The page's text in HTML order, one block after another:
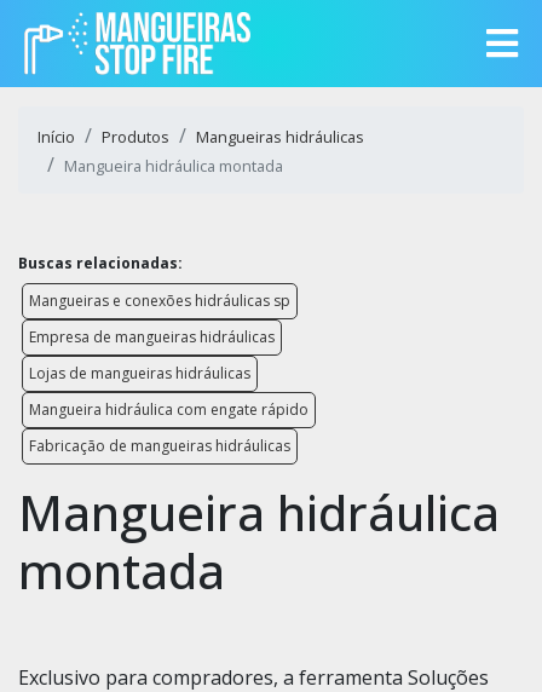
Início Produtos
Mangueiras hidráulicas
Mangueira hidráulica montada
Buscas relacionadas:
Mangueiras e conexões hidráulicas sp
Empresa de mangueiras hidráulicas
Lojas de mangueiras hidráulicas
Mangueira hidráulica com engate rápido
Fabricação de mangueiras hidráulicas
Mangueira hidráulica
montada
Exclusivo para compradores, a ferramenta Soluções